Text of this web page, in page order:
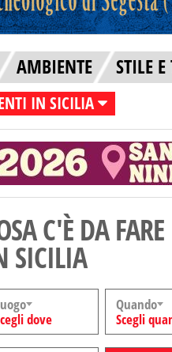
AMBIENTE STILE
IN SICILIA
C'È DA FARE
SICILIA
dove
Quando
Scegli